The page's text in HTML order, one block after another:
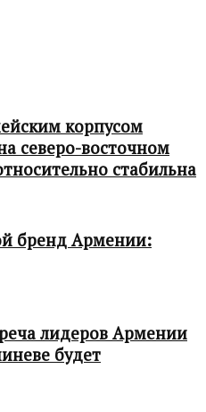
корпусом
северо-восточном
стабильна
бренд Армении:
лидеров Армении
будет